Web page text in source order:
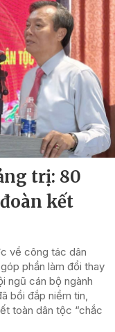
trị: 80
kết
về công tác dân
phần làm đổi thay
ngũ cán bộ ngành
bồi đắp niềm tin,
toàn dân tộc “chắc